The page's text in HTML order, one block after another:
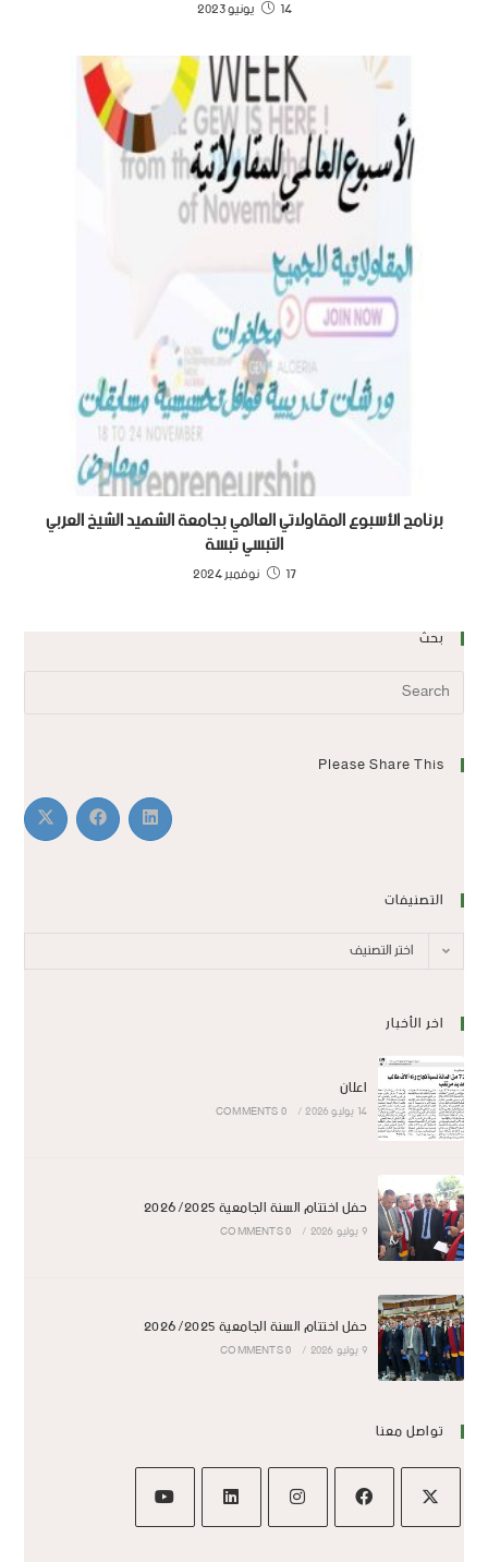
14 يونيو 2023
برنامج الأسبوع المقاولاتي العالمي بجامعة الشهيد الشيخ العربي
التبسي تبسة
17 نوفمبر 2024
بحث
Please Share This
التصنيفات
اختر التصنيف
اخر الأخبار
اعلان
14 يوليو 2026 /
0 COMMENTS
حفل اختتام السنة الجامعية 2026/2025
9 يوليو 2026 /
0 COMMENTS
حفل اختتام السنة الجامعية 2026/2025
9 يوليو 2026 /
0 COMMENTS
تواصل معنا